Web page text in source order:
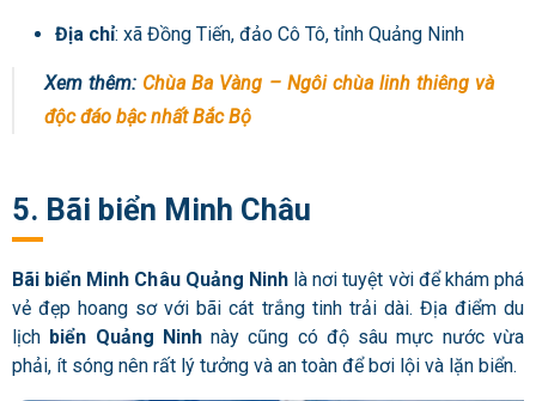
Địa chỉ: xã Đồng Tiến, đảo Cô Tô, tỉnh Quảng Ninh
Xem thêm: Chùa Ba Vàng – Ngôi chùa linh thiêng và
độc đáo bậc nhất Bắc Bộ
5. Bãi biển Minh Châu
Bãi biển Minh Châu Quảng Ninhlà nơi tuyệt vời để khám phá
vẻ đẹp hoang sơ với bãi cát trắng tinh trải dài. Địa điểm du
lịch biển Quảng Ninhnày cũng có độ sâu mực nước vừa
phải, ít sóng nên rất lý tưởng và an toàn để bơi lội và lặn biển.